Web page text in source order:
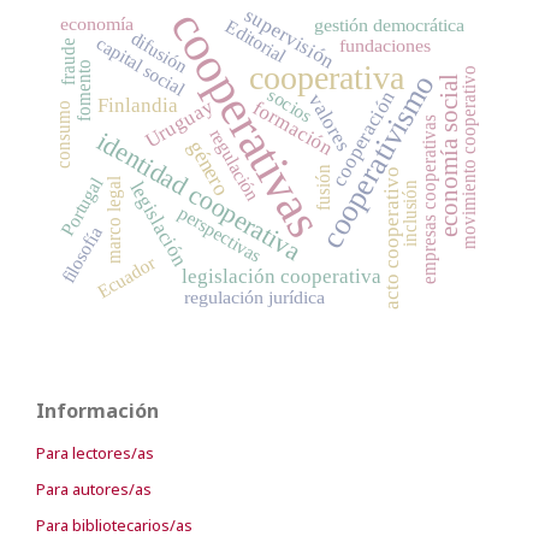
cooperativas
cooperativa
cooperativismo
identidad cooperativa economía social
género cooperación
legislación
formación
acto cooperativo
valores
legislación cooperativa
Uruguay
Finlandia
supervisión
perspectivas
regulación
marco legal
capital social
gestión democrática
empresas cooperativas
Ecuador regulación jurídica
fomento movimiento cooperativo
inclusión
difusión
Portugal
economía
consumo
Editorial
fraude fundaciones
fusión
filosofía
socios
Información
Para lectores/as
Para autores/as
Para bibliotecarios/as